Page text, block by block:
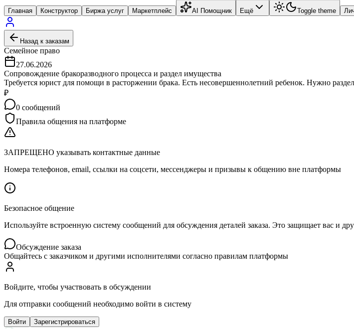
Главная Конструктор Биржа услуг Маркетплейс AI Помощник Ещё Toggle theme
Назад к заказам
Семейное право
27.06.2026
Сопровождение бракоразводного процесса и раздел имущества
Требуется юрист для помощи в расторжении брака. Есть несовершеннолетний ребенок. Нужно
₽
0 сообщений
Правила общения на платформе
ЗАПРЕЩЕНО указывать контактные данные
Номера телефонов, email, ссылки на соцсети, мессенджеры и призывы к общению вне платформы
Безопасное общение
Используйте встроенную систему сообщений для обсуждения деталей заказа. Это защищает вас и
Обсуждение заказа
Общайтесь с заказчиком и другими исполнителями согласно правилам платформы
Войдите, чтобы участвовать в обсуждении
Для отправки сообщений необходимо войти в систему
Войти Зарегистрироваться